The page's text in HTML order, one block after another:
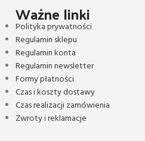
Ważne linki
Polityka prywatności
Regulamin sklepu
Regulamin konta
Regulamin newsletter
Formy płatności
Czas i koszty dostawy
Czas realizacji zamówienia
Zwroty i reklamacje